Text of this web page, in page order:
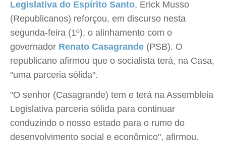
Legislativa do Espírito Santo, Erick Musso
(Republicanos) reforçou, em discurso nesta
segunda-feira (1º), o alinhamento com o
governador Renato Casagrande (PSB). O
republicano afirmou que o socialista terá, na Casa,
"uma parceria sólida".
"O senhor (Casagrande) tem e terá na Assembleia
Legislativa parceria sólida para continuar
conduzindo o nosso estado para o rumo do
desenvolvimento social e econômico", afirmou.